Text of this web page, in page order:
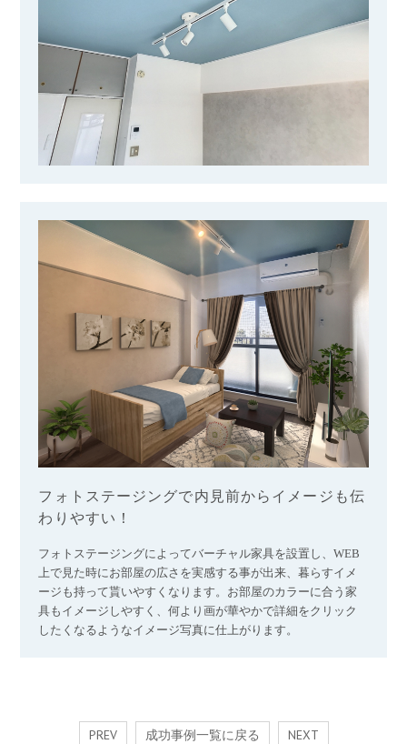
フォトステージングで内見前からイメージも伝
わりやすい！
フォトステージングによってバーチャル家具を設置し、WEB
上で見た時にお部屋の広さを実感する事が出来、暮らすイメ
ージも持って貰いやすくなります。お部屋のカラーに合う家
具もイメージしやすく、何より画が華やかで詳細をクリック
したくなるようなイメージ写真に仕上がります。
PREV 成功事例一覧に戻る NEXT